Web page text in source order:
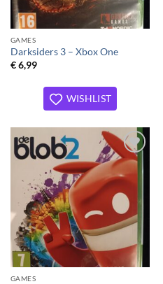
GAMES
Darksiders 3 – Xbox One
€6,99
WISHLIST
Toevoegen
aan
verlanglijst
GAMES